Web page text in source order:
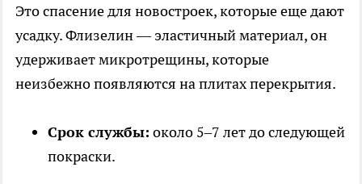
Это спасение для новостроек, которые еще дают
усадку. Флизелин — эластичный материал, он
удерживает микротрещины, которые
неизбежно появляются на плитах перекрытия.
Срок службы: около 5–7 лет до следующей
покраски.